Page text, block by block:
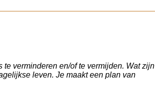
te verminderen en/of te vermijden. Wat zijn
leven. Je maakt een plan van